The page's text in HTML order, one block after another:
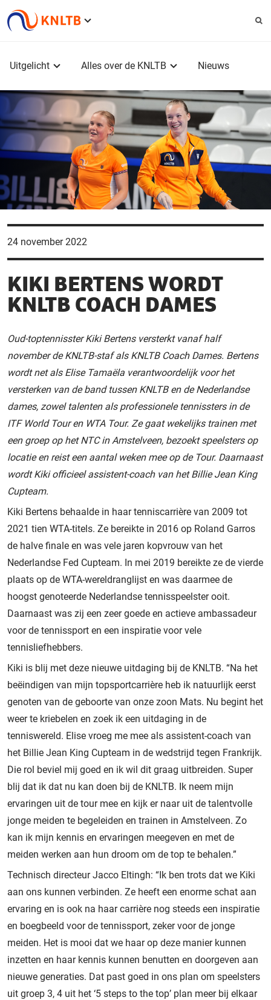
Uitgelicht Alles over de KNLTB Nieuws
24 november 2022
KIKI BERTENS WORDT
KNLTB COACH DAMES
Oud-toptennisster Kiki Bertens versterkt vanaf half
november de KNLTB-staf als KNLTB Coach Dames. Bertens
wordt net als Elise Tamaëla verantwoordelijk voor het
versterken van de band tussen KNLTB en de Nederlandse
dames, zowel talenten als professionele tennissters in de
ITF World Tour en WTA Tour. Ze gaat wekelijks trainen met
een groep op het NTC in Amstelveen, bezoekt speelsters op
locatie en reist een aantal weken mee op de Tour. Daarnaast
wordt Kiki officieel assistent-coach van het Billie Jean King
Cupteam.
Kiki Bertens behaalde in haar tenniscarrière van 2009 tot
2021 tien WTA-titels. Ze bereikte in 2016 op Roland Garros
de halve finale en was vele jaren kopvrouw van het
Nederlandse Fed Cupteam. In mei 2019 bereikte ze de vierde
plaats op de WTA-wereldranglijst en was daarmee de
hoogst genoteerde Nederlandse tennisspeelster ooit.
Daarnaast was zij een zeer goede en actieve ambassadeur
voor de tennissport en een inspiratie voor vele
tennisliefhebbers.
Kiki is blij met deze nieuwe uitdaging bij de KNLTB. “Na het
beëindigen van mijn topsportcarrière heb ik natuurlijk eerst
genoten van de geboorte van onze zoon Mats. Nu begint het
weer te kriebelen en zoek ik een uitdaging in de
tenniswereld. Elise vroeg me mee als assistent-coach van
het Billie Jean King Cupteam in de wedstrijd tegen Frankrijk.
Die rol beviel mij goed en ik wil dit graag uitbreiden. Super
blij dat ik dat nu kan doen bij de KNLTB. Ik neem mijn
ervaringen uit de tour mee en kijk er naar uit de talentvolle
jonge meiden te begeleiden en trainen in Amstelveen. Zo
kan ik mijn kennis en ervaringen meegeven en met de
meiden werken aan hun droom om de top te behalen.”
Technisch directeur Jacco Eltingh: “Ik ben trots dat we Kiki
aan ons kunnen verbinden. Ze heeft een enorme schat aan
ervaring en is ook na haar carrière nog steeds een inspiratie
en boegbeeld voor de tennissport, zeker voor de jonge
meiden. Het is mooi dat we haar op deze manier kunnen
inzetten en haar kennis kunnen benutten en doorgeven aan
nieuwe generaties. Dat past goed in ons plan om speelsters
uit groep 3, 4 uit het ‘5 steps to the top’ plan meer bij elkaar